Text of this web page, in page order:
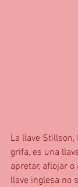
La llave Stillson,
grifa, es una
apretar, aflojar
llave inglesa no